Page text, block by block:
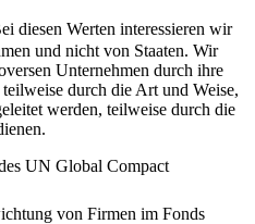
diesen Werten interessieren wir
und nicht von Staaten. Wir
Unternehmen durch ihre
durch die Art und Weise,
werden, teilweise durch die
UN Global Compact
von Firmen im Fonds